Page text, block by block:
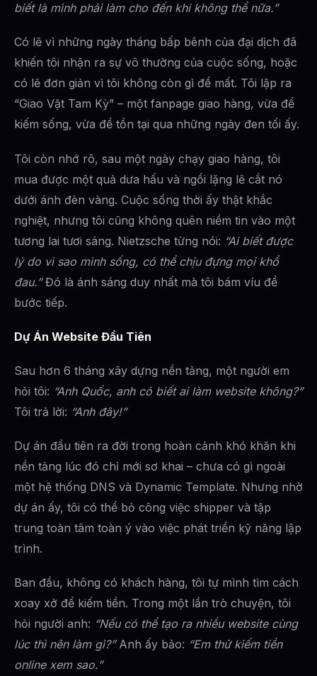
biết là mình phải làm cho đến khi không thể nữa.”
Có lẽ vì những ngày tháng bấp bênh của đại dịch đã
khiến tôi nhận ra sự vô thường của cuộc sống, hoặc
có lẽ đơn giản vì tôi không còn gì để mất. Tôi lập ra
“Giao Vặt Tam Kỳ” – một fanpage giao hàng, vừa để
kiếm sống, vừa để tồn tại qua những ngày đen tối ấy.
Tôi còn nhớ rõ, sau một ngày chạy giao hàng, tôi
mua được một quả dưa hấu và ngồi lặng lẽ cắt nó
dưới ánh đèn vàng. Cuộc sống thời ấy thật khắc
nghiệt, nhưng tôi cũng không quên niềm tin vào một
tương lai tươi sáng. Nietzsche từng nói: “Ai biết được
lý do vì sao mình sống, có thể chịu đựng mọi khổ
đau.”Đó là ánh sáng duy nhất mà tôi bám víu để
bước tiếp.
Dự Án Website Đầu Tiên
Sau hơn 6 tháng xây dựng nền tảng, một người em
hỏi tôi: “Anh Quốc, anh có biết ai làm website không?”
Tôi trả lời: “Anh đây!”
Dự án đầu tiên ra đời trong hoàn cảnh khó khăn khi
nền tảng lúc đó chỉ mới sơ khai – chưa có gì ngoài
một hệ thống DNS và Dynamic Template. Nhưng nhờ
dự án ấy, tôi có thể bỏ công việc shipper và tập
trung toàn tâm toàn ý vào việc phát triển kỹ năng lập
trình.
Ban đầu, không có khách hàng, tôi tự mình tìm cách
xoay xở để kiếm tiền. Trong một lần trò chuyện, tôi
hỏi người anh: “Nếu có thể tạo ra nhiều website cùng
lúc thì nên làm gì?”Anh ấy bảo: “Em thử kiếm tiền
online xem sao.”